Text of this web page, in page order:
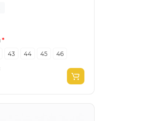
43 44 45 46